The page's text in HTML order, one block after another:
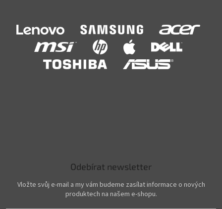
Odebírat newsletter
Vložte svůj e-mail a my vám budeme zasílat informace o nových
produktech na našem e-shopu.